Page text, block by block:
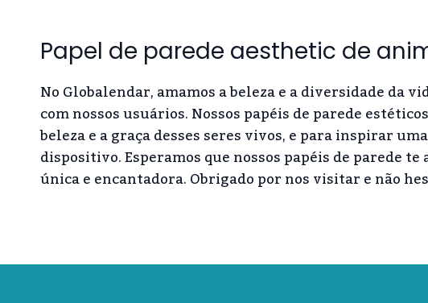
Papel de parede aesthetic de
No Globalendar, amamos a beleza e a diversidade da
com nossos usuários. Nossos papéis de parede
beleza e a graça desses seres vivos, e para inspirar
dispositivo. Esperamos que nossos papéis de parede
única e encantadora. Obrigado por nos visitar e não